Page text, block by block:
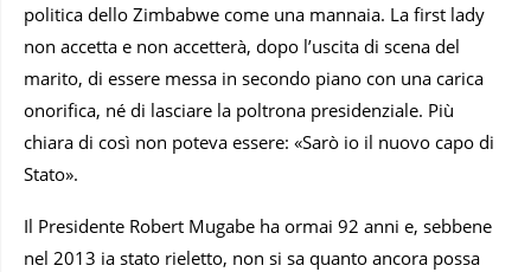
politica dello Zimbabwe come una mannaia. La first lady
non accetta e non accetterà, dopo l’uscita di scena del
marito, di essere messa in secondo piano con una carica
onorifica, né di lasciare la poltrona presidenziale. Più
chiara di così non poteva essere: «Sarò io il nuovo capo di
Stato».
Il Presidente Robert Mugabe ha ormai 92 anni e, sebbene
nel 2013 ia stato rieletto, non si sa quanto ancora possa